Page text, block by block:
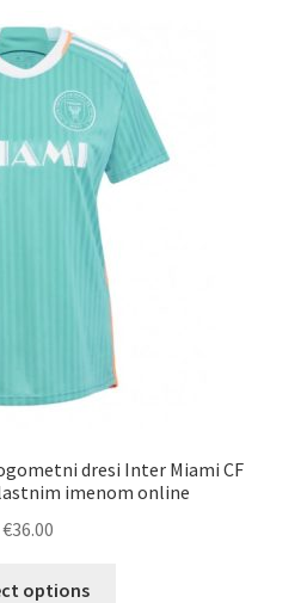
dresi Inter Miami CF
imenom online
€36.00
options